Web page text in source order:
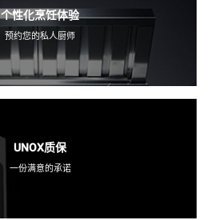
个性化烹饪体验
预约您的私人厨师
UNOX质保
一份满意的承诺